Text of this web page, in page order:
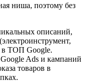
ниша, поэтому без
описаний,
в ТОП Google.
Ads и кампаний
товаров в